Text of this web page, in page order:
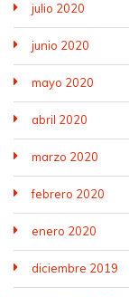
julio 2020
junio 2020
mayo 2020
abril 2020
marzo 2020
febrero 2020
enero 2020
diciembre 2019